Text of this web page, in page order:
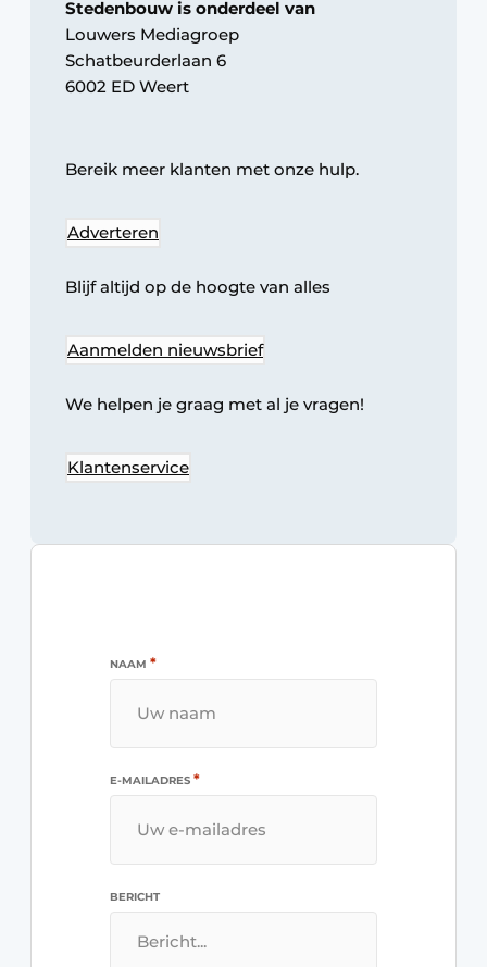
Podcasts
Privacy / Cookie statement
storymetadata
Vacatures
Glas
Modulair bouwen
Stedenbouw is onderdeel van
Louwers Mediagroep
Schatbeurderlaan 6
6002 ED Weert
Bereik meer klanten met onze hulp.
Adverteren
Blijf altijd op de hoogte van alles
Aanmelden nieuwsbrief
We helpen je graag met al je vragen!
Klantenservice
NAAM *
E-MAILADRES *
BERICHT